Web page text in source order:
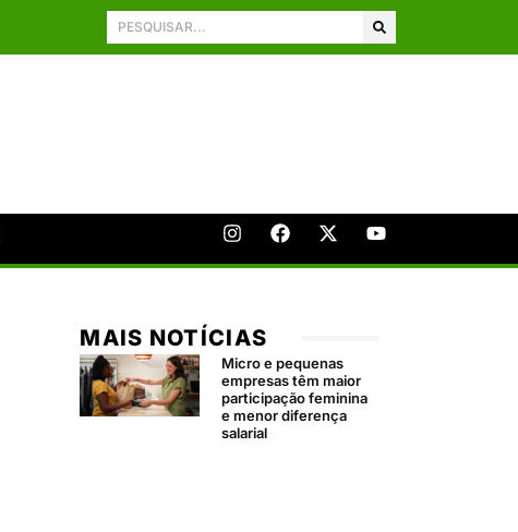
MAIS NOTÍCIAS
Micro e pequenas
empresas têm maior
participação feminina
e menor diferença
salarial